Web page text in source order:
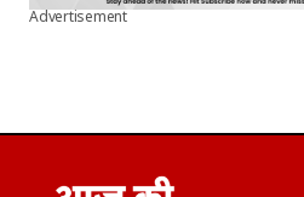
Advertisement